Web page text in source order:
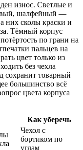
износ. Светлые и
шалфейный —
них сколы краски и
Тёмный корпус
по грани на
пальцев на
цвет только из
без чехла
сохранит товарный
большинство всё
цвета корпуса
Как уберечь
Чехол с
бортиком по
углам